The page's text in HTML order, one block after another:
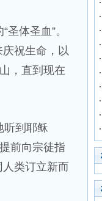
体圣血”。
祝生命，以
，直到现在
到耶稣
前向宗徒指
类订立新而